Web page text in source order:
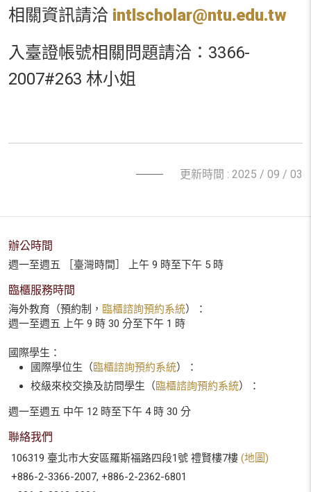
相關資訊請洽 intlscholar@ntu.edu.tw
入臺證帳號相關問題請洽：3366-
2007#263 林小姐
更新時間 : 2025 / 09 / 03
辦公時間
週一至週五 ［臺灣時間］ 上午 9 時至下午 5 時
臨櫃服務時間
海外教育（預約制， 臨櫃諮詢預約系統）：
週一至週五 上午 9 時 30 分至下午 1 時
國際學生：
國際學位生（臨櫃諮詢預約系統）：
校級來校交換及訪問學生（臨櫃諮詢預約系統）：
週一至週五 中午 12 時至下午 4 時 30 分
聯絡我們
106319 臺北市大安區羅斯福路四段1號 禮賢樓7樓 (地圖)
+886-2-3366-2007, +886-2-2362-6801